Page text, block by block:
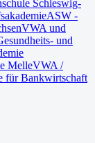
Schleswig-
ASW -
VWA und
und
MelleVWA /
für Bankwirtschaft